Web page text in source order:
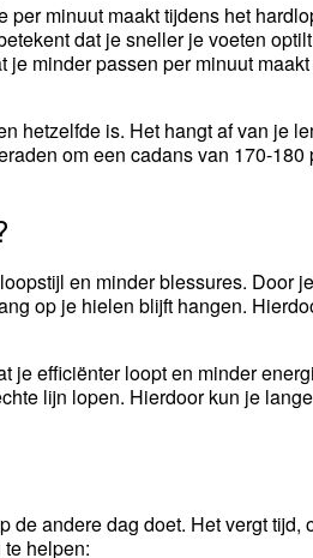
minuut maakt tijdens het
dat je sneller je voeten
minder passen per minuut
hetzelfde is. Het hangt af van je
om een cadans van 170-
en minder blessures. Door
op je hielen blijft hangen.
je efficiënter loopt en minder
lijn lopen. Hierdoor kun je
andere dag doet. Het vergt tijd,
helpen: